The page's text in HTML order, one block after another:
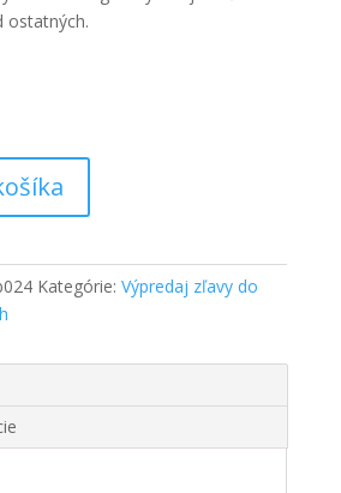
ostatných.
Kategórie: Výpredaj zľavy do